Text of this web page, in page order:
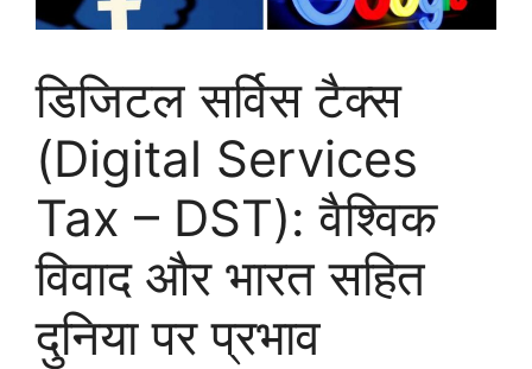
डिजिटल सर्विस टैक्स
(Digital Services
Tax – DST): वैश्विक
विवाद और भारत सहित
दुनिया पर प्रभाव